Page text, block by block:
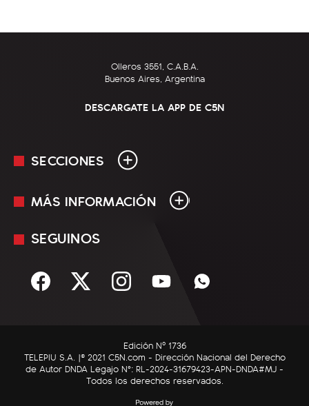
Olleros 3551, C.A.B.A.
Buenos Aires, Argentina
DESCARGATE LA APP DE C5N
SECCIONES
En Vivo
Sociedad
C5N Autos
RatingCero
MÁS INFORMACIÓN
Mediakit
Términos y condiciones
SEGUINOS
Edición Nº 1736
TELEPIU S.A. |© 2021 C5N.com - Dirección Nacional del Derecho
de Autor DNDA Legajo N°: RL-2024-31679423-APN-DNDA#MJ -
Todos los derechos reservados.